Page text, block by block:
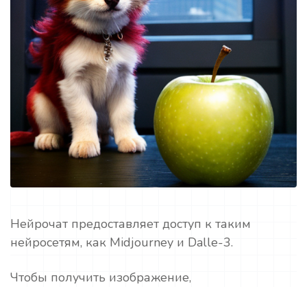
Нейрочат предоставляет доступ к таким
нейросетям, как Midjourney и Dalle-3.
Чтобы получить изображение,